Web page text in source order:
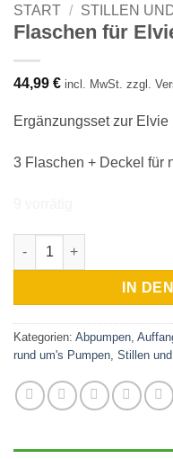
START / STILLEN
Flaschen für
44,99 € incl. MwSt. zzgl.
Ergänzungsset zur Elvie
3 Flaschen + Deckel für
Flaschen für Elvie Pump
IN
Kategorien: Abpumpen,
rund um's Pumpen, Stillen